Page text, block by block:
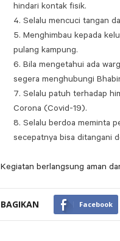
hindari kontak fisik.
Selalu mencuci tangan
Menghimbau kepada
pulang kampung.
Bila mengetahui ada
segera menghubungi
Selalu patuh terhadap
Corona (Covid-19).
Selalu berdoa meminta
secepatnya bisa ditangani
Kegiatan berlangsung aman
BAGIKAN Facebook